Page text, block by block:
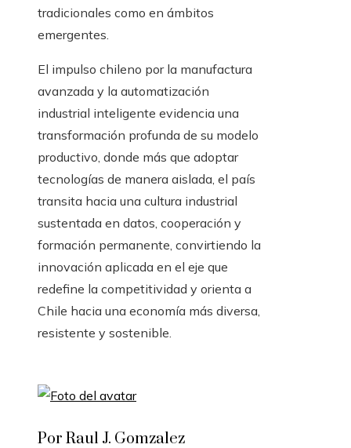
tradicionales como en ámbitos
emergentes.
El impulso chileno por la manufactura
avanzada y la automatización
industrial inteligente evidencia una
transformación profunda de su modelo
productivo, donde más que adoptar
tecnologías de manera aislada, el país
transita hacia una cultura industrial
sustentada en datos, cooperación y
formación permanente, convirtiendo la
innovación aplicada en el eje que
redefine la competitividad y orienta a
Chile hacia una economía más diversa,
resistente y sostenible.
Por Raul J. Gomzalez